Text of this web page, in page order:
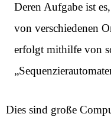
Deren Aufgabe ist
von verschiedenen
erfolgt mithilfe von
Dies sind große